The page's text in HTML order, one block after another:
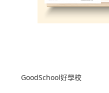
GoodSchool好學校